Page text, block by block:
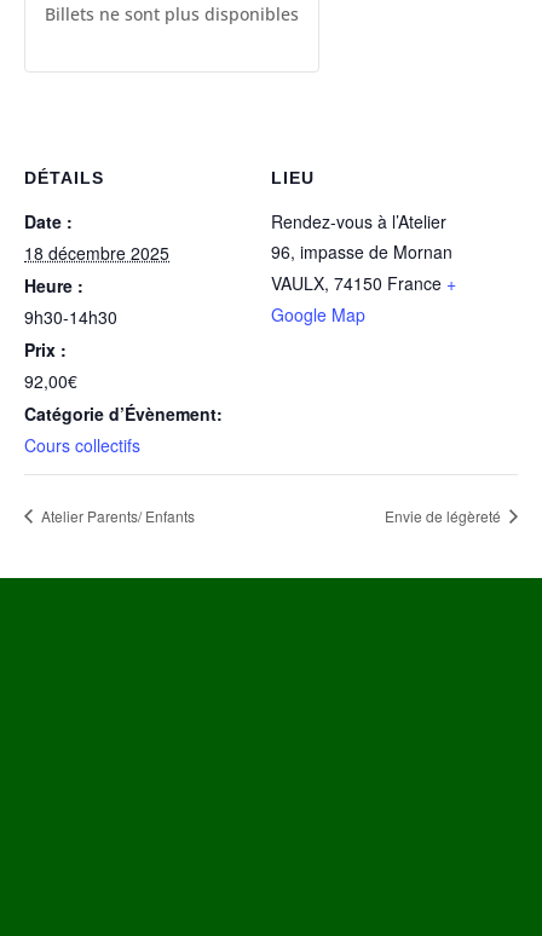
DÉTAILS
Date :
18 décembre 2025
Heure :
9h30-14h30
Prix :
92,00€
Catégorie d’Évènement:
Cours collectifs
LIEU
Rendez-vous à l’Atelier
96, impasse de Mornan
VAULX, 74150 France +
Google Map
Billets ne sont plus disponibles
Atelier Parents/ Enfants Envie de légèreté